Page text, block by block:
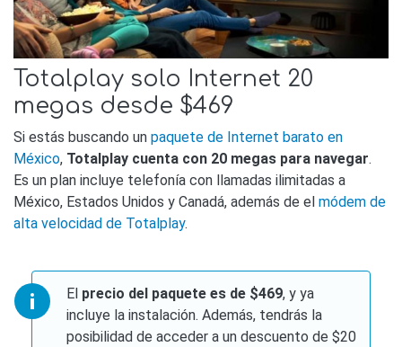
Totalplay solo Internet 20
megas desde $469
Si estás buscando un paquete de Internet barato en
México, Totalplay cuenta con 20 megas para navegar.
Es un plan incluye telefonía con llamadas ilimitadas a
México, Estados Unidos y Canadá, además de el módem de
alta velocidad de Totalplay.
El precio del paquete es de $469, y ya
incluye la instalación. Además, tendrás la
posibilidad de acceder a un descuento de $20